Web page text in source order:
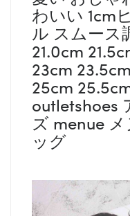
わいい 1cm
ル スムース
21.0cm
23cm
25cm
outletshoes
ズ menue
ッグ